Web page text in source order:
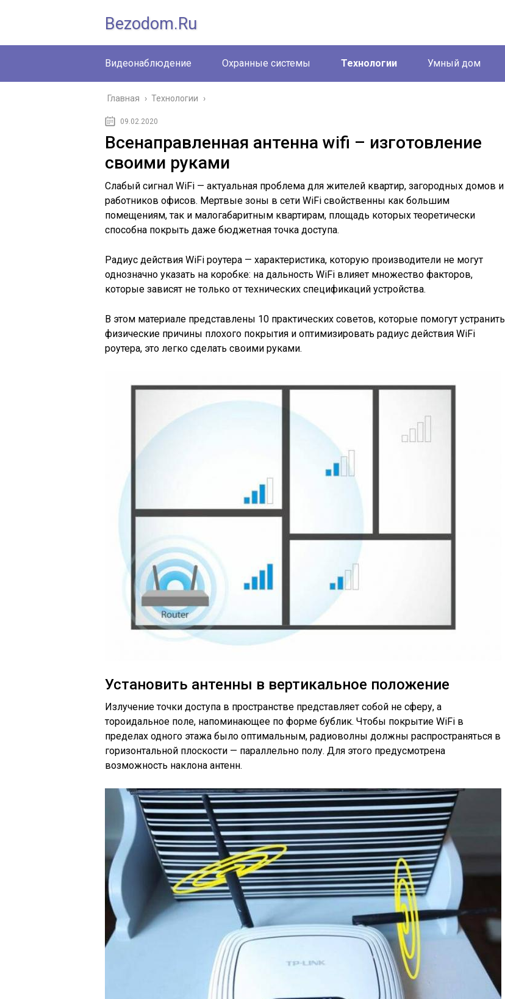
Bezodom.ru
Видеонаблюдение Охранные системы Технологии Умный дом
Главная › Технологии ›
09.02.2020
Всенаправленная антенна wifi – изготовление
своими руками
Слабый сигнал WiFi — актуальная проблема для жителей квартир, загородных домов и
работников офисов. Мертвые зоны в сети WiFi свойственны как большим
помещениям, так и малогабаритным квартирам, площадь которых теоретически
способна покрыть даже бюджетная точка доступа.
Радиус действия WiFi роутера — характеристика, которую производители не могут
однозначно указать на коробке: на дальность WiFi влияет множество факторов,
которые зависят не только от технических спецификаций устройства.
В этом материале представлены 10 практических советов, которые помогут устранить
физические причины плохого покрытия и оптимизировать радиус действия WiFi
роутера, это легко сделать своими руками.
Установить антенны в вертикальное положение
Излучение точки доступа в пространстве представляет собой не сферу, а
тороидальное поле, напоминающее по форме бублик. Чтобы покрытие WiFi в
пределах одного этажа было оптимальным, радиоволны должны распространяться в
горизонтальной плоскости — параллельно полу. Для этого предусмотрена
возможность наклона антенн.